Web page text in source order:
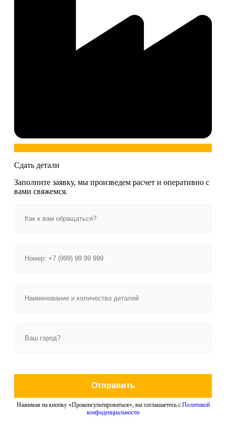
Сдать детали
Заполните заявку, мы произведем расчет и оперативно с
вами свяжемся.
Отправить
Нажимая на кнопку «Проконсультироваться», вы соглашаетесь с Политикой
конфиденциальности